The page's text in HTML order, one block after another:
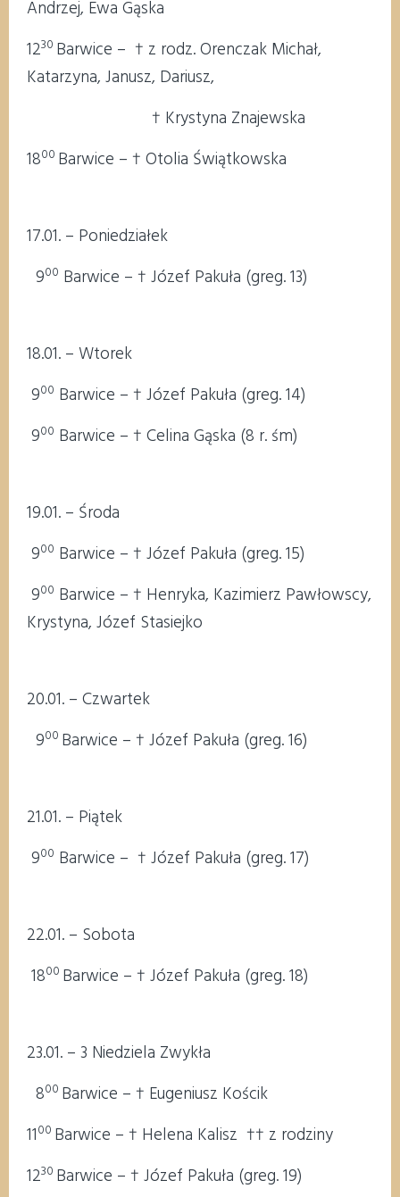
Andrzej, Ewa Gąska
1230 Barwice – † z rodz. Orenczak Michał,
Katarzyna, Janusz, Dariusz,
† Krystyna Znajewska
1800 Barwice – † Otolia Świątkowska
17.01. – Poniedziałek
900 Barwice – † Józef Pakuła (greg. 13)
18.01. – Wtorek
900 Barwice – † Józef Pakuła (greg. 14)
900 Barwice – † Celina Gąska (8 r. śm)
19.01. – Środa
900 Barwice – † Józef Pakuła (greg. 15)
900 Barwice – † Henryka, Kazimierz Pawłowscy,
Krystyna, Józef Stasiejko
20.01. – Czwartek
900 Barwice – † Józef Pakuła (greg. 16)
21.01. – Piątek
900 Barwice – † Józef Pakuła (greg. 17)
22.01. – Sobota
1800 Barwice – † Józef Pakuła (greg. 18)
23.01. – 3 Niedziela Zwykła
800 Barwice – † Eugeniusz Kościk
1100 Barwice – † Helena Kalisz †† z rodziny
1230 Barwice – † Józef Pakuła (greg. 19)